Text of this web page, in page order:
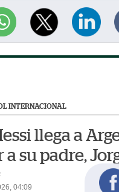
INTERNACIONAL
llega a
su padre,
04:09